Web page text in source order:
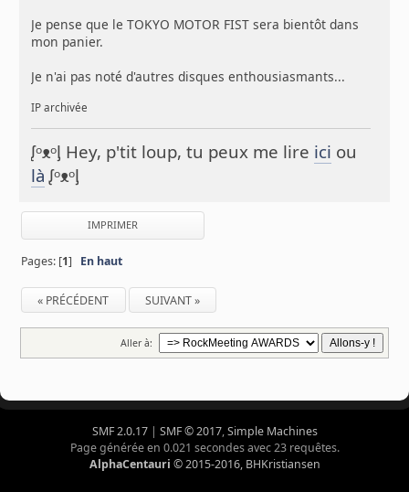
Je pense que le TOKYO MOTOR FIST sera bientôt dans
mon panier.
Je n'ai pas noté d'autres disques enthousiasmants...
IP archivée
ᶘᵒᴥᵒᶅ Hey, p'tit loup, tu peux me lire ici ou
là ᶘᵒᴥᵒᶅ
IMPRIMER
Pages: [1] En haut
« PRÉCÉDENT SUIVANT »
Aller à:
SMF 2.0.17| SMF © 2017,Simple Machines
Page générée en 0.021 secondes avec 23 requêtes.
AlphaCentauri © 2015-2016, BHKristiansen